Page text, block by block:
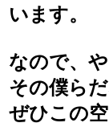
います。
なので、
その僕ら
ぜひこの